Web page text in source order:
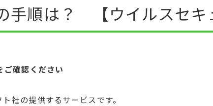
手順は？ 【ウイルスセキ
ご確認ください
の提供するサービスです。